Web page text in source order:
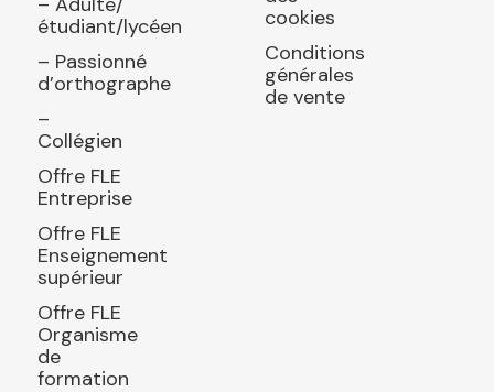
étudiant/lycéen
– Passionné
d’orthographe
–
Collégien
Offre FLE
Entreprise
Offre FLE
Enseignement
supérieur
Offre FLE
Organisme
de
formation
cookies
Conditions
générales
de vente